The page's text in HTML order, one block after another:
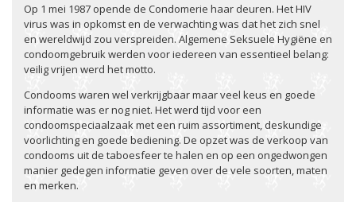
Op 1 mei 1987 opende de Condomerie haar deuren. Het HIV
virus was in opkomst en de verwachting was dat het zich snel
en wereldwijd zou verspreiden. Algemene Seksuele Hygiëne en
condoomgebruik werden voor iedereen van essentieel belang:
veilig vrijen werd het motto.
Condooms waren wel verkrijgbaar maar veel keus en goede
informatie was er nog niet. Het werd tijd voor een
condoomspeciaalzaak met een ruim assortiment, deskundige
voorlichting en goede bediening. De opzet was de verkoop van
condooms uit de taboesfeer te halen en op een ongedwongen
manier gedegen informatie geven over de vele soorten, maten
en merken.